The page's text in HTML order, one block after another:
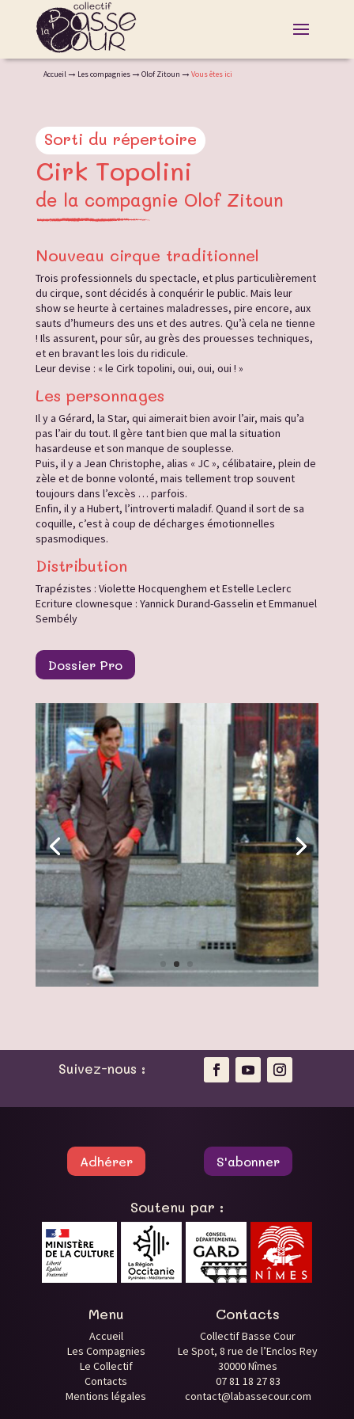
Accueil Les compagnies Olof Zitoun Vous êtes ici
Sorti du répertoire
Cirk Topolini
de la compagnie Olof Zitoun
Nouveau cirque traditionnel
Trois professionnels du spectacle, et plus particulièrement
du cirque, sont décidés à conquérir le public. Mais leur
show se heurte à certaines maladresses, pire encore, aux
sauts d’humeurs des uns et des autres. Qu’à cela ne tienne
! Ils assurent, pour sûr, au grès des prouesses techniques,
et en bravant les lois du ridicule.
Leur devise : « le Cirk topolini, oui, oui, oui ! »
Les personnages
Il y a Gérard, la Star, qui aimerait bien avoir l’air, mais qu’a
pas l’air du tout. Il gère tant bien que mal la situation
hasardeuse et son manque de souplesse.
Puis, il y a Jean Christophe, alias « JC », célibataire, plein de
zèle et de bonne volonté, mais tellement trop souvent
toujours dans l’excès … parfois.
Enfin, il y a Hubert, l’introverti maladif. Quand il sort de sa
coquille, c’est à coup de décharges émotionnelles
spasmodiques.
Distribution
Trapézistes : Violette Hocquenghem et Estelle Leclerc
Ecriture clownesque : Yannick Durand-Gasselin et Emmanuel
Sembély
Dossier Pro
Suivez-nous :
Adhérer S'abonner
Soutenu par :
Menu
Accueil
Les Compagnies
Le Collectif
Contacts
Mentions légales
Contacts
Collectif Basse Cour
Le Spot, 8 rue de l’Enclos Rey
30000 Nîmes
07 81 18 27 83
contact@labassecour.com